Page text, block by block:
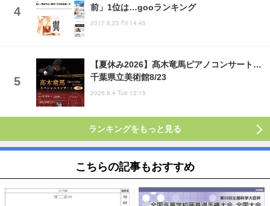
前」1位は…gooランキング
2017.6.23 Fri 14:45
【夏休み2026】髙木竜馬ピアノコンサート…
千葉県立美術館8/23
2026.8.4 Tue 12:15
ランキングをもっと見る
こちらの記事もおすすめ